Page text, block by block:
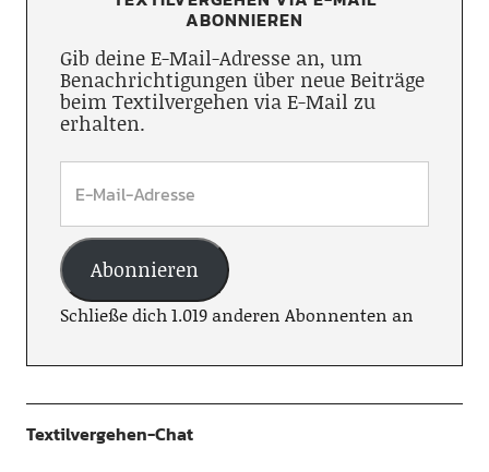
ABONNIEREN
Gib deine E-Mail-Adresse an, um
Benachrichtigungen über neue Beiträge
beim Textilvergehen via E-Mail zu
erhalten.
Abonnieren
Schließe dich 1.019 anderen Abonnenten an
Textilvergehen-Chat